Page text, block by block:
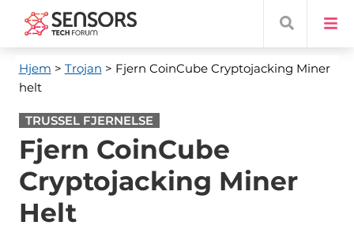
Hjem > Trojan > Fjern CoinCube Cryptojacking Miner
helt
TRUSSEL FJERNELSE
Fjern CoinCube
Cryptojacking Miner
Helt